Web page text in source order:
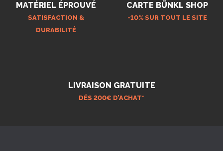
MATÉRIEL ÉPROUVÉ
SATISFACTION &
DURABILITÉ
CARTE BÜNKL SHOP
-10% SUR TOUT LE SITE
LIVRAISON GRATUITE
DÉS 200€ D’ACHAT*